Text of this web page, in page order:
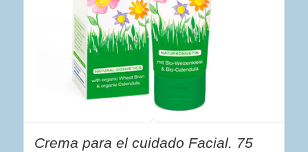
Crema para el cuidado Facial. 75